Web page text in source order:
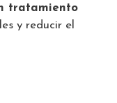
tratamiento
y reducir el